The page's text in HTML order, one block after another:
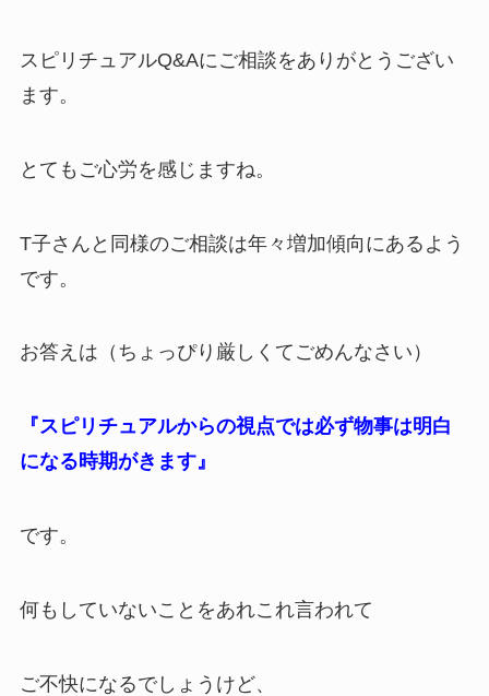
スピリチュアルQ&Aにご相談をありがとうござい
ます。
とてもご心労を感じますね。
T子さんと同様のご相談は年々増加傾向にあるよう
です。
お答えは（ちょっぴり厳しくてごめんなさい）
『スピリチュアルからの視点では必ず物事は明白
になる時期がきます』
です。
何もしていないことをあれこれ言われて
ご不快になるでしょうけど、